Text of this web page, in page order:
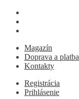
Magazín
Doprava a platba
Kontakty
Registrácia
Prihlásenie